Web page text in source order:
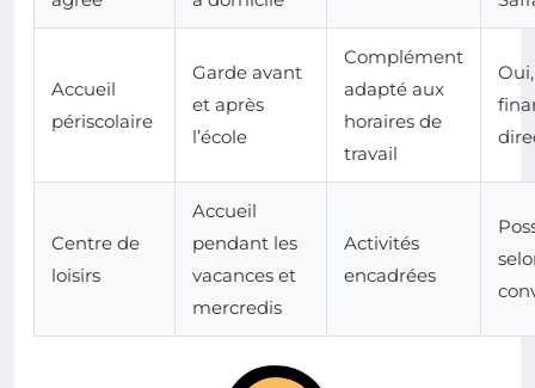
Accueil
périscolaire
Garde avant
et après
l’école
Complément
adapté aux
horaires de
travail
Centre de
loisirs
Accueil
pendant les
vacances et
mercredis
Activités
encadrées